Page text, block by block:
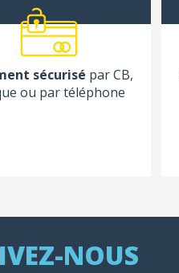
sécurisé par CB,
ou par téléphone
NOUS